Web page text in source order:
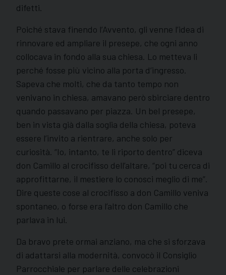
difetti.
Poiché stava finendo l’Avvento, gli venne l’idea di
rinnovare ed ampliare il presepe, che ogni anno
collocava in fondo alla sua chiesa. Lo metteva li
perché fosse più vicino alla porta d’ingresso.
Sapeva che molti, che da tanto tempo non
venivano in chiesa, amavano però sbirciare dentro
quando passavano per piazza. Un bel presepe,
ben in vista già dalla soglia della chiesa, poteva
essere l’invito a rientrare, anche solo per
curiosità. “Io, intanto, te li riporto dentro” diceva
don Camillo al crocifisso dell’altare, “poi tu cerca di
approfittarne, il mestiere lo conosci meglio di me”.
Dire queste cose al crocifisso a don Camillo veniva
spontaneo, o forse era l’altro don Camillo che
parlava in lui.
Da bravo prete ormai anziano, ma che si sforzava
di adattarsi alla modernità, convocò il Consiglio
Parrocchiale per parlare delle celebrazioni